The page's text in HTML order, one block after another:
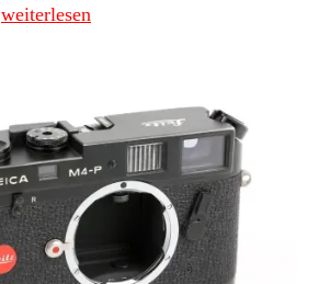
Leica M Suchersystem
weiterlesen